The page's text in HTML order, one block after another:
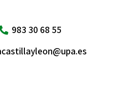
983 30 68 55